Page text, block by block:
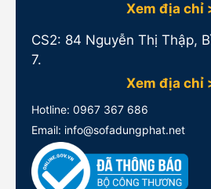
Xem địa chỉ
CS2: 84 Nguyễn Thị Thập,
7.
Xem địa chỉ
Hotline: 0967 367 686
Email: info@sofadungphat.net